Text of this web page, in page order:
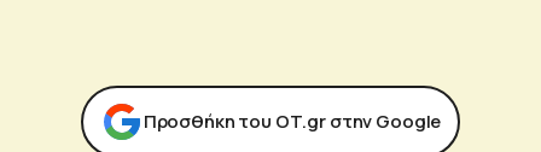
Προσθήκη του ΟΤ.gr στην Google